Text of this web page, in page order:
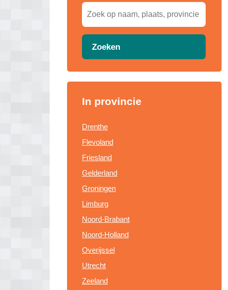
Zoeken
In provincie
Drenthe
Flevoland
Friesland
Gelderland
Groningen
Limburg
Noord-Brabant
Noord-Holland
Overijssel
Utrecht
Zeeland